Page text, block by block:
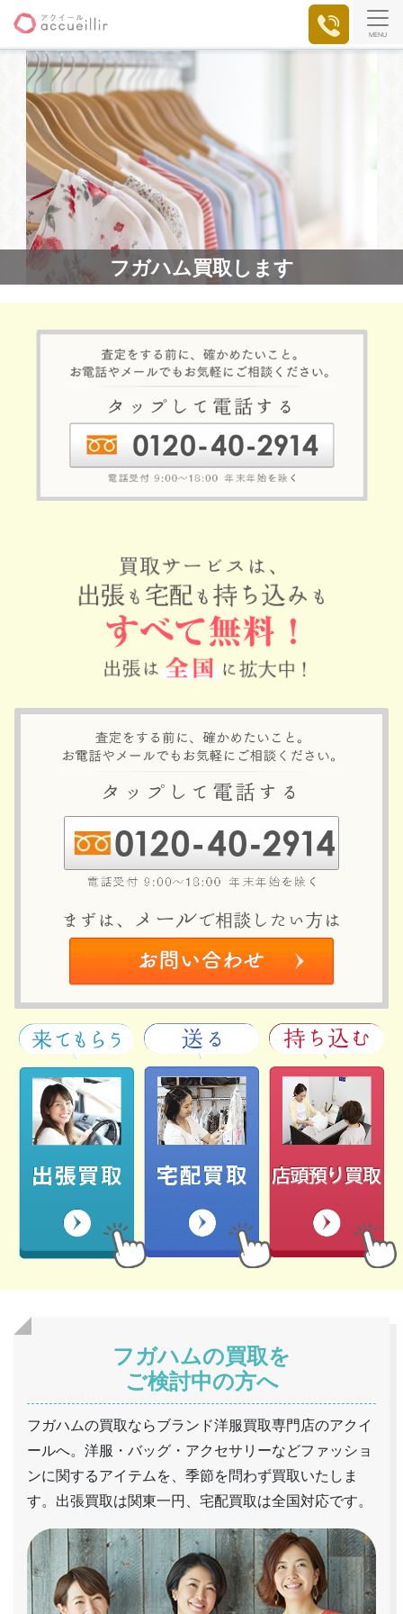
MENU
フガハム買取します
フガハムの買取を
ご検討中の方へ
フガハムの買取ならブランド洋服買取専門店のアクイ
ールへ。洋服・バッグ・アクセサリーなどファッショ
ンに関するアイテムを、季節を問わず買取いたしま
す。出張買取は関東一円、宅配買取は全国対応です。